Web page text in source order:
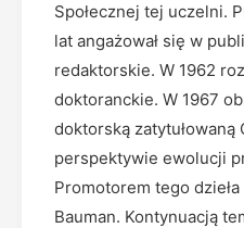
Społecznej tej uczelni.
lat angażował się w
redaktorskie. W 1962
doktoranckie. W 1967
doktorską zatytułowaną
perspektywie ewolucji
Promotorem tego
Bauman. Kontynuacją